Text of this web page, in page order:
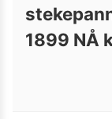
1899 NÅ